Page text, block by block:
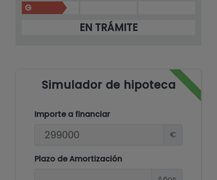
G
EN TRÁMITE
Simulador de hipoteca
Importe a financiar
€
Plazo de Amortización